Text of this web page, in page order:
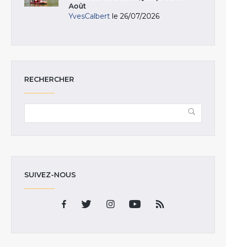
Août
YvesCalbert le 26/07/2026
RECHERCHER
SUIVEZ-NOUS